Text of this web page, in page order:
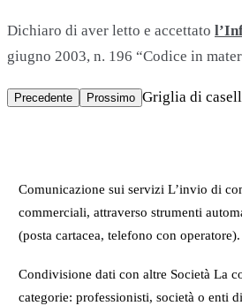
Dichiaro di aver letto e accettato
giugno 2003, n. 196 “Codice in
Precedente Prossimo Griglia di
Comunicazione sui servizi L’invio di
commerciali, attraverso strumenti
(posta cartacea, telefono con operatore).
Condivisione dati con altre Società La
categorie: professionisti, società o enti